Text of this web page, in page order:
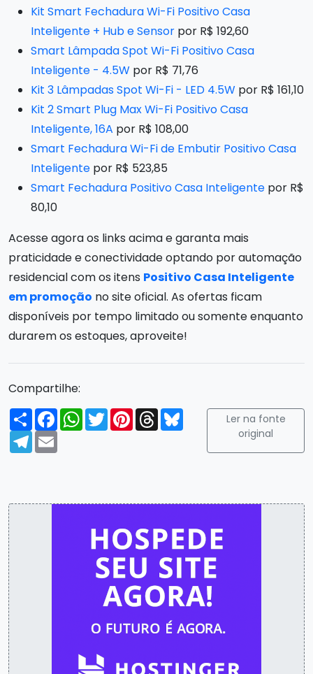
Kit Smart Fechadura Wi-Fi Positivo Casa
Inteligente + Hub e Sensor por R$ 192,60
Smart Lâmpada Spot Wi-Fi Positivo Casa
Inteligente - 4.5W por R$ 71,76
Kit 3 Lâmpadas Spot Wi-Fi - LED 4.5W por R$ 161,10
Kit 2 Smart Plug Max Wi-Fi Positivo Casa
Inteligente, 16A por R$ 108,00
Smart Fechadura Wi-Fi de Embutir Positivo Casa
Inteligente por R$ 523,85
Smart Fechadura Positivo Casa Inteligente por R$
80,10
Acesse agora os links acima e garanta mais
praticidade e conectividade optando por automação
residencial com os itens Positivo Casa Inteligente
em promoção no site oficial. As ofertas ficam
disponíveis por tempo limitado ou somente enquanto
durarem os estoques, aproveite!
Compartilhe:
Compartilhar
FacebookWhatsApp
TwitterPinterest
ThreadsBluesky
Telegram
Email
Ler na fonte
original